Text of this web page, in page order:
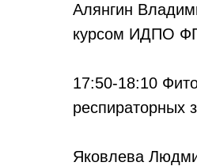
Алянгин
курсом ИДПО
17:50-18:10
респираторных
Яковлева